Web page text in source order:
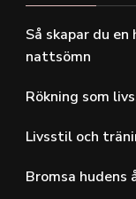
Så skapar du
nattsömn
Rökning som
Livsstil och
Bromsa hudens